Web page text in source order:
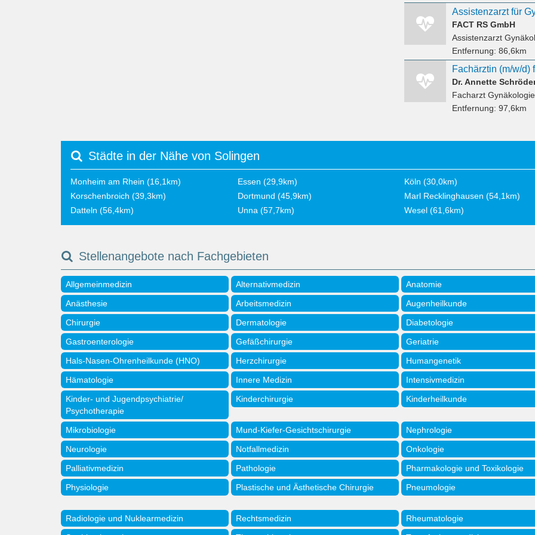
FACT RS GmbH
Assistenzarzt
Entfernung: 86,6km
Dr. Annette
Facharzt Gynäkologie
Entfernung: 97,6km
Städte in der Nähe von Solingen
Monheim am Rhein (16,1km) Essen (29,9km)
Köln (30,0km)
Korschenbroich (39,3km)
Dortmund (45,9km)
Marl Recklinghausen (54,1km)
Datteln (56,4km)
Unna (57,7km) Wesel (61,6km)
Stellenangebote nach Fachgebieten
Allgemeinmedizin Alternativmedizin
Anatomie
Anästhesie
Arbeitsmedizin
Augenheilkunde
Chirurgie
Dermatologie
Diabetologie
Gastroenterologie
Gefäßchirurgie
Geriatrie
Hals-Nasen-Ohrenheilkunde (HNO)
Herzchirurgie
Humangenetik
Hämatologie
Innere Medizin
Intensivmedizin
Kinder- und Jugendpsychiatrie/
Psychotherapie
Kinderchirurgie Kinderheilkunde
Mikrobiologie Mund-Kiefer-Gesichtschirurgie
Nephrologie
Neurologie
Notfallmedizin
Onkologie
Palliativmedizin
Pathologie
Pharmakologie und Toxikologie
Physiologie
Plastische und Ästhetische Chirurgie Pneumologie
Radiologie und Nuklearmedizin Rechtsmedizin
Rheumatologie